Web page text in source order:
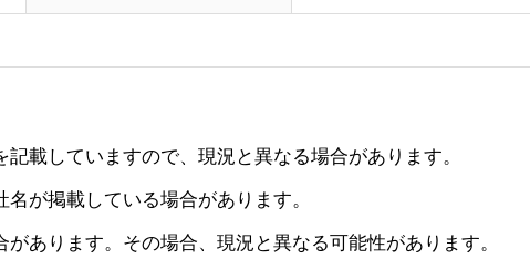
載していますので、現況と異なる場合があります。
が掲載している場合があります。
あります。その場合、現況と異なる可能性があります。